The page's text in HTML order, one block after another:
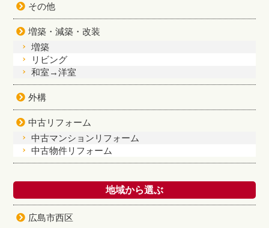
その他
増築・減築・改装
増築
リビング
和室→洋室
外構
中古リフォーム
中古マンションリフォーム
中古物件リフォーム
地域から選ぶ
広島市西区